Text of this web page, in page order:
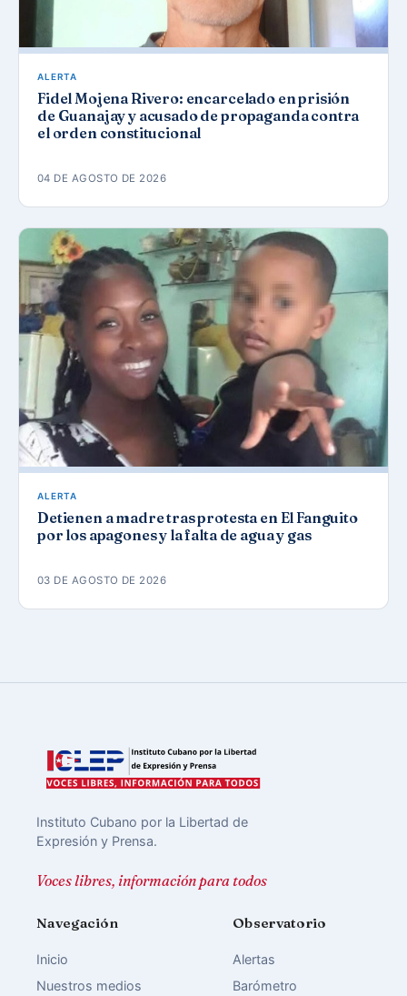
ALERTA
Fidel Mojena Rivero: encarcelado en prisión
de Guanajay y acusado de propaganda contra
el orden constitucional
04 DE AGOSTO DE 2026
ALERTA
Detienen a madre tras protesta en El Fanguito
por los apagones y la falta de agua y gas
03 DE AGOSTO DE 2026
Instituto Cubano por la Libertad de
Expresión y Prensa.
Voces libres, información para todos
Navegación
Inicio
Nuestros medios
Observatorio
Alertas
Barómetro